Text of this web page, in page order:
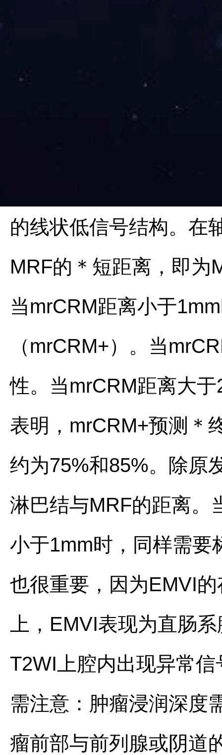
在直肠癌术前高分辨
的线状低信号结构。在
MRF的＊短距离，即为
当mrCRM距离小于
（mrCRM+）。当
性。当mrCRM距离大
表明，mrCRM+预测＊
约为75%和85%。除原
淋巴结与MRF的距离。
小于1mm时，同样需要
也很重要，因为EMVI
上，EMVI表现为直肠
T2WI上腔内出现异常
需注意：肿瘤浸润深度
瘤前部与前列腺或阴道